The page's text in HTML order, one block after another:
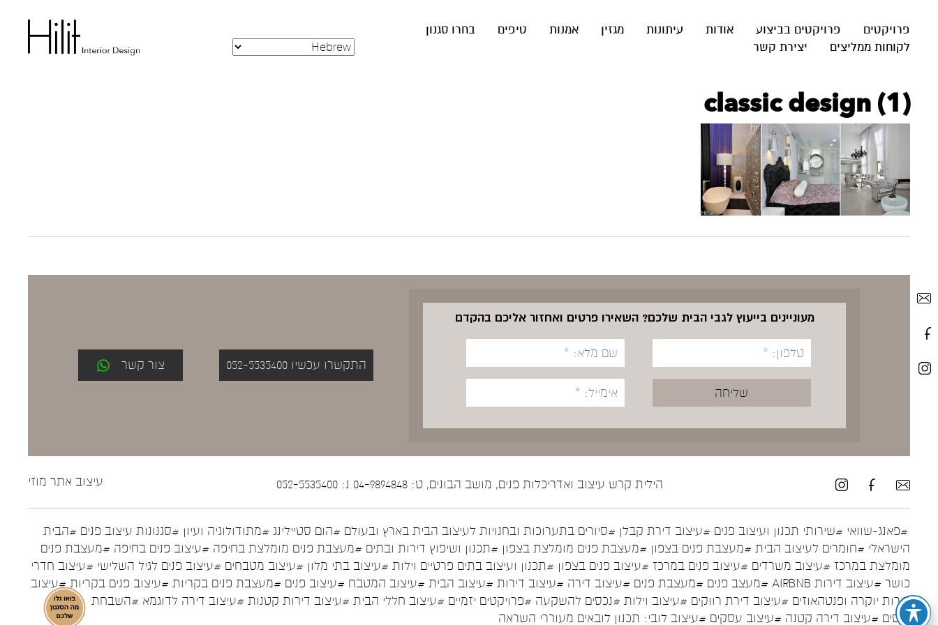
פרויקטים פרויקטים בביצוע אודות עיתונות מגזין אמנות טיפים
בחרו סגנון
לקוחות ממליצים
יצירת קשר
classic design (1)
מעוניינים בייעוץ לגבי הבית שלכם? השאירו פרטים ואחזור אליכם בהקדם
התקשרו עכשיו 052-5535400 צור קשר
הילית קרש עיצוב ואדריכלות פנים, מושב הבונים, ט: 04-9894848 נ: 052-5535400 עיצוב אתר מוזי
#פאנג-שוואי #שירותי תכנון ועיצוב פנים #עיצוב דירת קבלן #סיורים בתערוכות ובחנויות לעיצוב הבית בארץ ובעולם #הום סטיילינג #מתודולוגיה ועיון #סגנונות עיצוב פנים #הבית
הישראלי #חומרים לעיצוב הבית #מעצבת פנים בצפון #מעצבת פנים מומלצת בצפון #תכנון ושיפוץ דירות ובתים #מעצבת פנים מומלצת בחיפה #עיצוב פנים בחיפה #מעצבת פנים
מומלצת במרכז #עיצוב משרדים #עיצוב פנים במרכז #עיצוב פנים בצפון #תכנון ועיצוב בתים פרטיים וילות #עיצוב בתי מלון #עיצוב מטבחים #עיצוב פנים לגיל השלישי #עיצוב חדרי
כושר #עיצוב דירות AIRBNB #מעצב פנים #מעצבת פנים #עיצוב דירה #עיצוב דירות #עיצוב הבית #עיצוב המטבח #עיצוב פנים #מעצבת פנים בקריות #עיצוב פנים בקריות #עיצוב
דירות יוקרה ופנטהאוזים #עיצוב דירת רווקים #עיצוב וילות #נכסים להשקעה #פרויקטים יזמיים #עיצוב חללי הבית #עיצוב דירות קטנות #עיצוב דירה לדוגמא #השבחת
נכסים #עיצוב דירה קטנה #עיצוב עסקים #עיצוב לובי: תכנון לובאים מעוררי השראה